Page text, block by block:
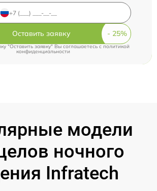
Оставить заявку
"Оставить заявку" Вы соглашаетесь cполитикой
конфиденциальности
модели
ночного
Infratech